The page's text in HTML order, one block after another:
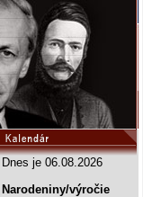
Dnes je 06.08.2026
Narodeniny/výročie